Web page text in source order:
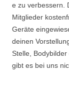
e zu verbessern.
Mitglieder
Geräte
deinen
Stelle,
gibt es bei uns